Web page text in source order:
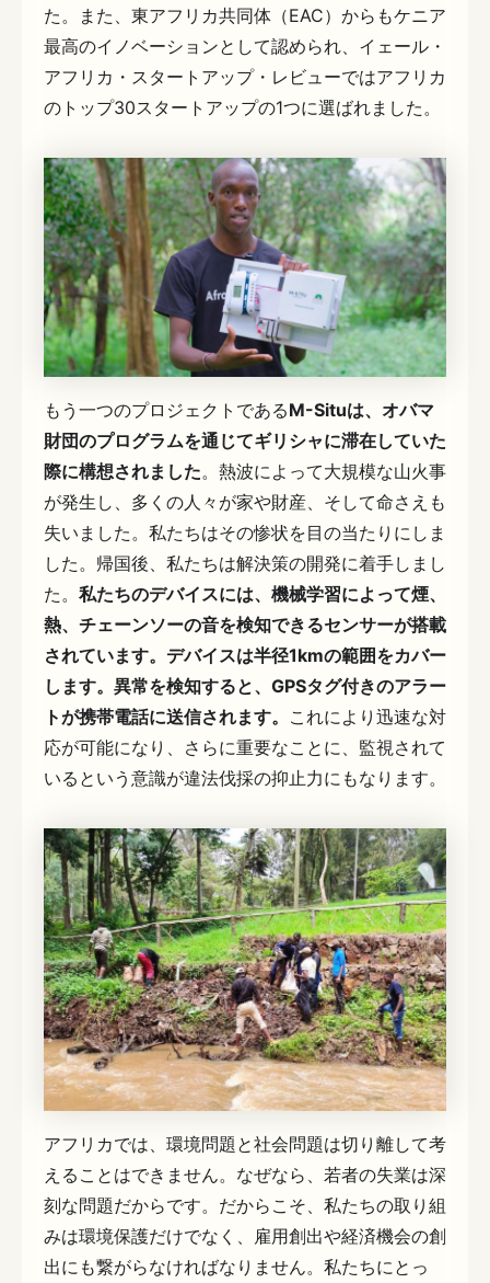
た。また、東アフリカ共同体（EAC）からもケニア
最高のイノベーションとして認められ、イェール・
アフリカ・スタートアップ・レビューではアフリカ
のトップ30スタートアップの1つに選ばれました。
もう一つのプロジェクトであるM-Situは、オバマ
財団のプログラムを通じてギリシャに滞在していた
際に構想されました。熱波によって大規模な山火事
が発生し、多くの人々が家や財産、そして命さえも
失いました。私たちはその惨状を目の当たりにしま
した。帰国後、私たちは解決策の開発に着手しまし
た。 私たちのデバイスには、機械学習によって煙、
熱、チェーンソーの音を検知できるセンサーが搭載
されています。デバイスは半径1kmの範囲をカバー
します。異常を検知すると、GPSタグ付きのアラー
トが携帯電話に送信されます。 これにより迅速な対
応が可能になり、さらに重要なことに、監視されて
いるという意識が違法伐採の抑止力にもなります。
アフリカでは、環境問題と社会問題は切り離して考
えることはできません。なぜなら、若者の失業は深
刻な問題だからです。だからこそ、私たちの取り組
みは環境保護だけでなく、雇用創出や経済機会の創
出にも繋がらなければなりません。私たちにとっ